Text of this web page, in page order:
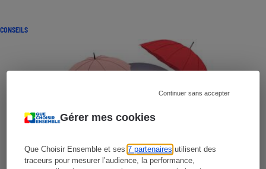
Gérer mes cookies
Que Choisir Ensemble et ses7 partenaires utilisent des
traceurs pour mesurer l’audience, la performance,
Continuer sans accepter
CONSEILS